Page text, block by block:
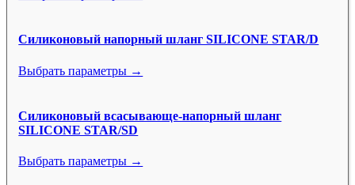
Силиконовый напорный шланг SILICONE STAR/D
Выбрать параметры →
Силиконовый всасывающе-напорный шланг
SILICONE STAR/SD
Выбрать параметры →